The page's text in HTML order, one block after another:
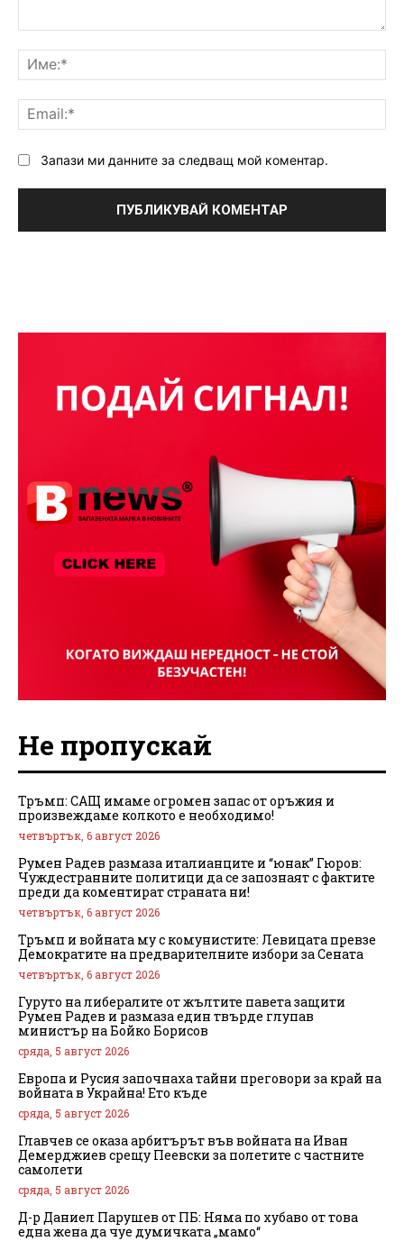
Запази ми данните за следващ мой коментар.
Не пропускай
Тръмп: САЩ имаме огромен запас от оръжия и
произвеждаме колкото е необходимо!
четвъртък, 6 август 2026
Румен Радев размаза италианците и “юнак” Гюров:
Чуждестранните политици да се запознаят с фактите
преди да коментират страната ни!
четвъртък, 6 август 2026
Тръмп и войната му с комунистите: Левицата превзе
Демократите на предварителните избори за Сената
четвъртък, 6 август 2026
Гуруто на либералите от жълтите павета защити
Румен Радев и размаза един твърде глупав
министър на Бойко Борисов
сряда, 5 август 2026
Европа и Русия започнаха тайни преговори за край на
войната в Украйна! Ето къде
сряда, 5 август 2026
Главчев се оказа арбитърът във войната на Иван
Демерджиев срещу Пеевски за полетите с частните
самолети
сряда, 5 август 2026
Д-р Даниел Парушев от ПБ: Няма по хубаво от това
една жена да чуе думичката „мамо“